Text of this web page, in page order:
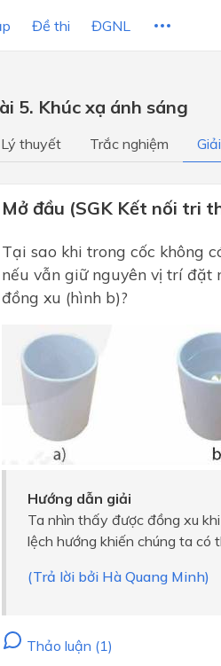
Đề thi ĐGNL
5. Khúc xạ ánh sáng
Lý thuyết Trắc nghiệm
Mở đầu (SGK Kết nối tri
Tại sao khi trong cốc không
nếu vẫn giữ nguyên vị trí đặt
đồng xu (hình b)?
Hướng dẫn giải
Ta nhìn thấy được đồng xu
lệch hướng khiến chúng ta có
(Trả lời bởi Hà Quang Minh)
Thảo luận (1)